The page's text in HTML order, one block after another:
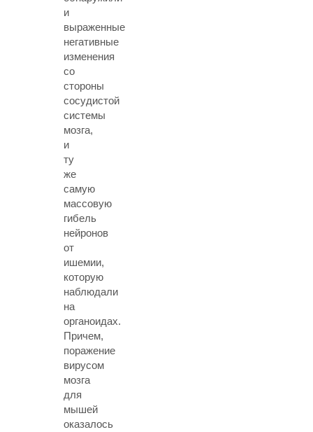
и
выраженные
негативные
изменения
со
стороны
сосудистой
системы
мозга,
и
ту
же
самую
массовую
гибель
нейронов
от
ишемии,
которую
наблюдали
на
органоидах.
Причем,
поражение
вирусом
мозга
для
мышей
оказалось